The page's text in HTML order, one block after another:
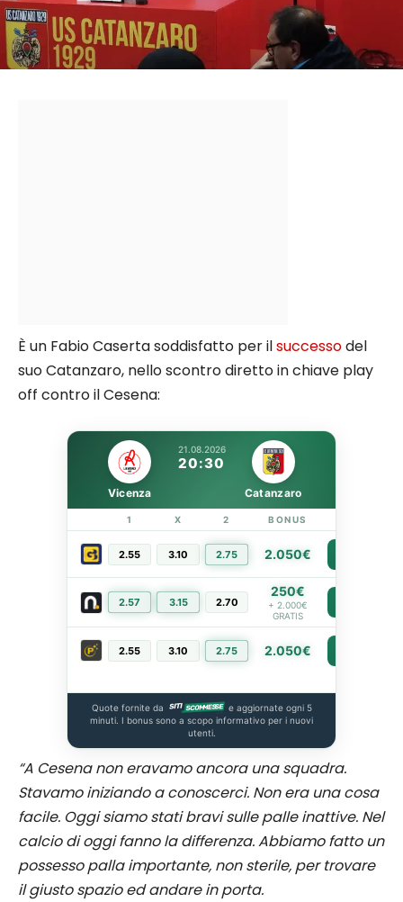
È un Fabio Caserta soddisfatto per ilsuccessodel
suo Catanzaro, nello scontro diretto in chiave play
off contro il Cesena:
21.08.2026
20:30
Vicenza Catanzaro
1 X 2 BONUS
2.55 3.10 2.75 2.050€
2.57 3.15 2.70
250€
+ 2.000€
GRATIS
2.55 3.10 2.75 2.050€
Quote fornite da
e aggiornate ogni 5
minuti. I bonus sono a scopo informativo per i nuovi
utenti.
“A Cesena non eravamo ancora una squadra.
Stavamo iniziando a conoscerci. Non era una cosa
facile. Oggi siamo stati bravi sulle palle inattive. Nel
calcio di oggi fanno la differenza. Abbiamo fatto un
possesso palla importante, non sterile, per trovare
il giusto spazio ed andare in porta.